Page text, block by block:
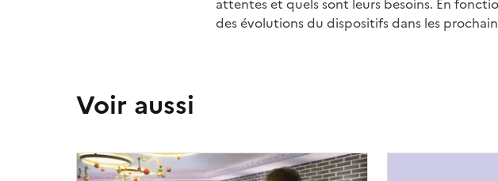
des évolutions du dispositifs dans les
Voir aussi